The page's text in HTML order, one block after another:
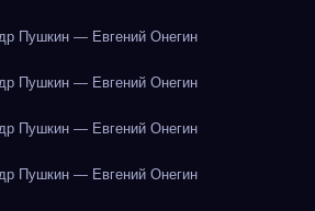
Пушкин — Евгений Онегин
Пушкин — Евгений Онегин
Пушкин — Евгений Онегин
Пушкин — Евгений Онегин